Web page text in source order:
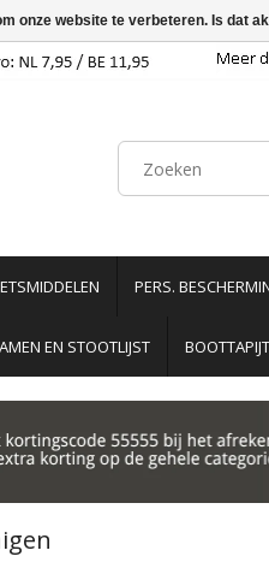
PERS.
EN STOOTLIJST BOOTTAPIJT
onze website te verbeteren. Is dat